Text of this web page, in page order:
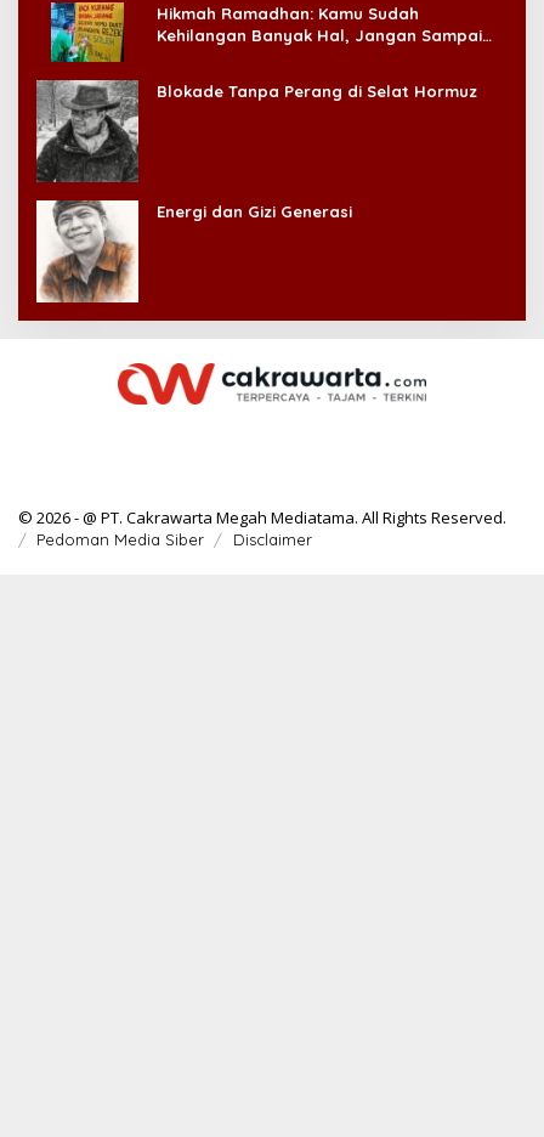
Hikmah Ramadhan: Kamu Sudah
Kehilangan Banyak Hal, Jangan Sampai
Blokade Tanpa Perang di Selat Hormuz
Energi dan Gizi Generasi
© 2026 - @ PT. Cakrawarta Megah Mediatama. All Rights Reserved.
Pedoman Media Siber Disclaimer